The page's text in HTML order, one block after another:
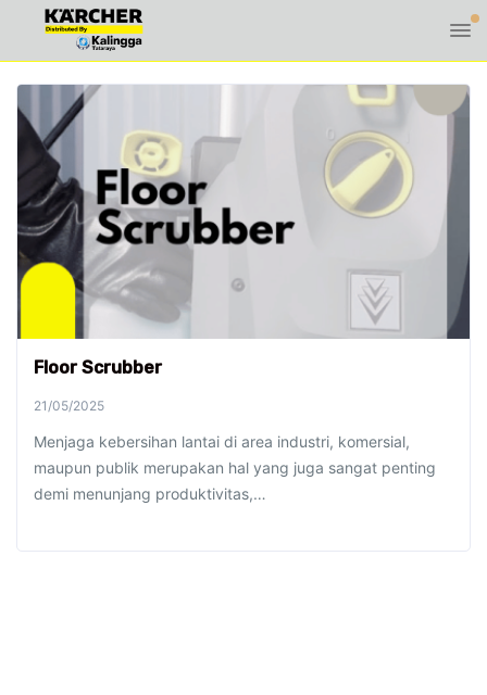
Floor Scrubber
21/05/2025
Menjaga kebersihan lantai di area industri, komersial,
maupun publik merupakan hal yang juga sangat penting
demi menunjang produktivitas,…